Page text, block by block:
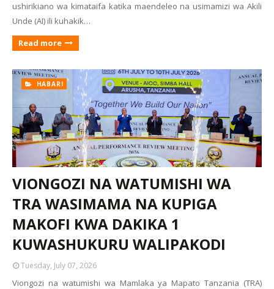
ushirikiano wa kimataifa katika maendeleo na usimamizi wa Akili
Unde (AI) ili kuhakik…
Read more
HABARI
VIONGOZI NA WATUMISHI WA
TRA WASIMAMA NA KUPIGA
MAKOFI KWA DAKIKA 1
KUWASHUKURU WALIPAKODI
Tuesday, July 07, 2026
Viongozi na watumishi wa Mamlaka ya Mapato Tanzania (TRA)